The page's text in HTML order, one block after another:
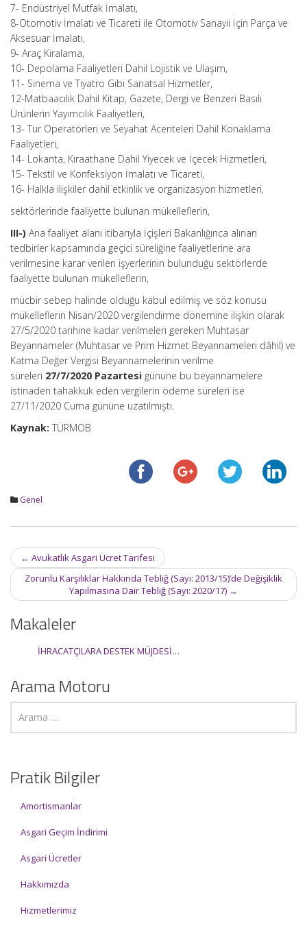
7- Endüstriyel Mutfak İmalatı,
8-Otomotiv İmalatı ve Ticareti ile Otomotiv Sanayii İçin Parça ve
Aksesuar İmalatı,
9- Araç Kiralama,
10- Depolama Faaliyetleri Dahil Lojistik ve Ulaşım,
11- Sinema ve Tiyatro Gibi Sanatsal Hizmetler,
12-Matbaacılık Dahil Kitap, Gazete, Dergi ve Benzeri Basılı
Ürünlerin Yayımcılık Faaliyetleri,
13- Tur Operatörleri ve Seyahat Acenteleri Dahil Konaklama
Faaliyetleri,
14- Lokanta, Kıraathane Dahil Yiyecek ve İçecek Hizmetleri,
15- Tekstil ve Konfeksiyon İmalatı ve Ticareti,
16- Halkla ilişkiler dahil etkinlik ve organizasyon hizmetleri,
sektörlerinde faaliyette bulunan mükelleflerin,
III-) Ana faaliyet alanı itibarıyla İçişleri Bakanlığınca alınan
tedbirler kapsamında geçici süreliğine faaliyetlerine ara
verilmesine karar verilen işyerlerinin bulunduğu sektörlerde
faaliyette bulunan mükelleflerin,
mücbir sebep halinde olduğu kabul edilmiş ve söz konusu
mükelleflerin Nisan/2020 vergilendirme dönemine ilişkin olarak
27/5/2020 tarihine kadar verilmeleri gereken Muhtasar
Beyannameler (Muhtasar ve Prim Hizmet Beyannameleri dâhil) ve
Katma Değer Vergisi Beyannamelerinin verilme
süreleri 27/7/2020 Pazartesi gününe bu beyannamelere
istinaden tahakkuk eden vergilerin ödeme süreleri ise
27/11/2020 Cuma gününe uzatılmıştı.
Kaynak: TÜRMOB
Genel
Post
navigation
← Avukatlık Asgari Ücret Tarifesi
Zorunlu Karşılıklar Hakkında Tebliğ (Sayı: 2013/15)’de Değişiklik
Yapılmasına Dair Tebliğ (Sayı: 2020/17) →
Makaleler
İHRACATÇILARA DESTEK MÜJDESİ…
Arama Motoru
Pratik Bilgiler
Amortismanlar
Asgari Geçim İndirimi
Asgari Ücretler
Hakkımızda
Hizmetlerimiz